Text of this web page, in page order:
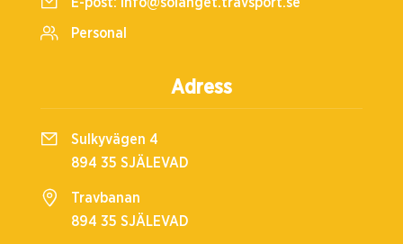
E-post: info@solanget.travsport.se
Personal
Adress
Sulkyvägen 4
894 35 SJÄLEVAD
Travbanan
894 35 SJÄLEVAD